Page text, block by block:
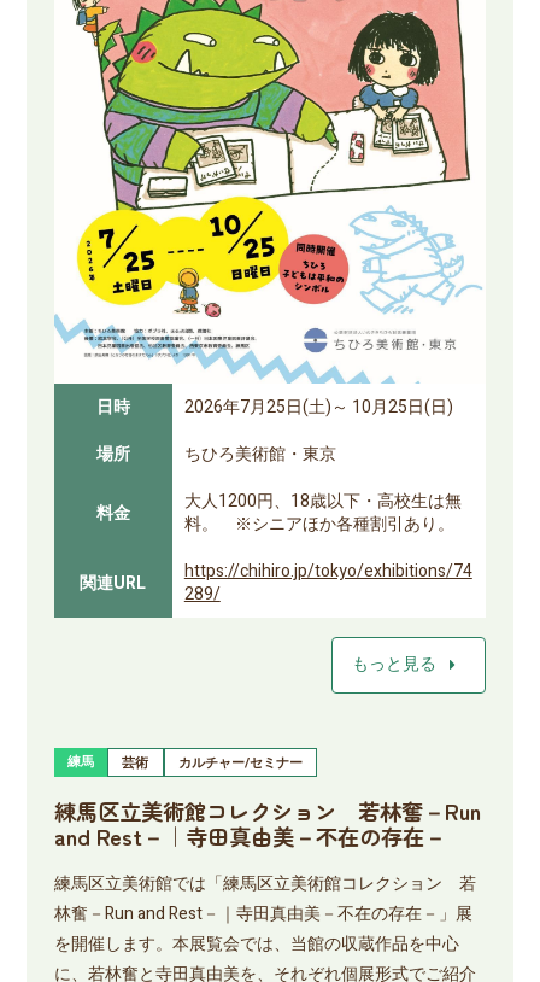
日時
2026年7月25日(土)～ 10月25日(日)
場所
ちひろ美術館・東京
料金
大人1200円、18歳以下・高校生は無
料。 ※シニアほか各種割引あり。
関連URL
https://chihiro.jp/tokyo/exhibitions/74
289/
もっと見る arrow_right
練馬 芸術 カルチャー/セミナー
練馬区立美術館コレクション 若林奮－Run
and Rest－｜寺田真由美－不在の存在－
練馬区立美術館では「練馬区立美術館コレクション 若
林奮－Run and Rest－｜寺田真由美－不在の存在－」展
を開催します。本展覧会では、当館の収蔵作品を中心
に、若林奮と寺田真由美を、それぞれ個展形式でご紹介